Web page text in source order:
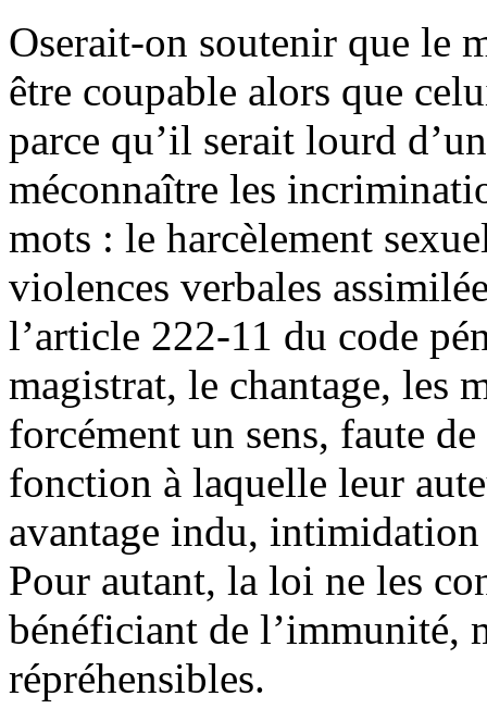
Oserait-on soutenir que le
être coupable alors que
parce qu’il serait lourd
méconnaître les
mots : le harcèlement
violences verbales
l’article 222-11 du code
magistrat, le chantage, les
forcément un sens, faute
fonction à laquelle leur
avantage indu, intimidation
Pour autant, la loi ne les
bénéficiant de l’immunité,
répréhensibles.